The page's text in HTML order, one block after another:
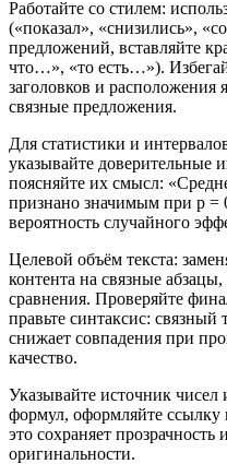
Работайте со стилем:
(«показал», «снизились»,
предложений, вставляйте
что…», «то есть…»).
заголовков и расположения
связные предложения.
Для статистики и
указывайте доверительные
поясняйте их смысл:
признано значимым при p =
вероятность случайного
Целевой объём текста:
контента на связные
сравнения. Проверяйте
правьте синтаксис:
снижает совпадения при
качество.
Указывайте источник
формул, оформляйте ссылку
это сохраняет
оригинальности.